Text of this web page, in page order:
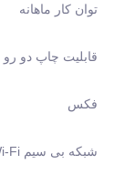
توان کار ماهانه
قابلیت چاپ دو رو
فکس
شبکه بی سیم Wi-Fi